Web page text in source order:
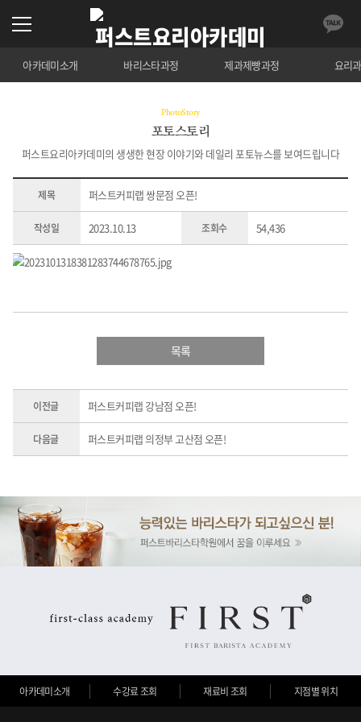
아카데미소개 바리스타과정 제과제빵과정 요리
PhotoStory
포토스토리
퍼스트요리아카데미의 생생한 현장 이야기와 데일리 포토뉴스를 보여드립니다
제목 퍼스트커피랩 쌍문점 오픈!
작성일 2023.10.13 조회수 54,436
목록
이전글 퍼스트커피랩 강남점 오픈!
다음글 퍼스트커피랩 의정부 고산점 오픈!
아카데미소개 수강료 조회 재료비 조회 지점별 위치